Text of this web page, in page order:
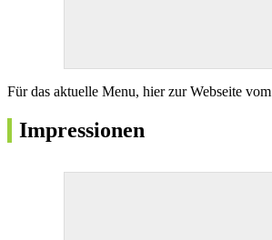
Für das aktuelle Menu, hier zur Webseite vom
Impressionen